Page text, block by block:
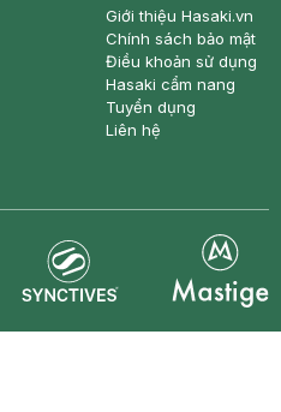
Giới thiệu Hasaki.vn
Chính sách bảo mật
Điều khoản sử dụng
Hasaki cẩm nang
Tuyển dụng
Liên hệ